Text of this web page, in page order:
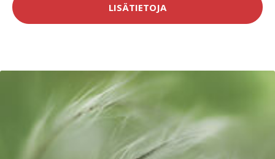
LISÄTIETOJA